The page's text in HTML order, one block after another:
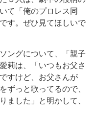
て「俺のプロレス同
す。ぜひ見てほしいで
ングについて、「親子
莉は、「いつもお父さ
すけど、お父さんが
ずっと歌ってるので、
ました」と明かして、